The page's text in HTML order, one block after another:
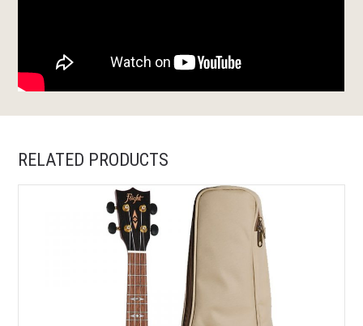
RELATED PRODUCTS